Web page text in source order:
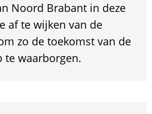
Noord Brabant in deze
af te wijken van de
zo de toekomst van de
te waarborgen.